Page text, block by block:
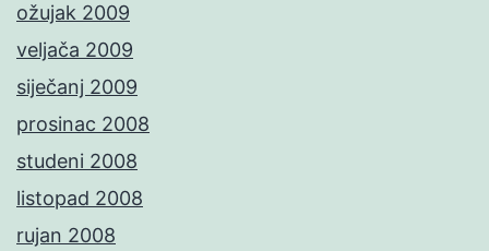
ožujak 2009
veljača 2009
siječanj 2009
prosinac 2008
studeni 2008
listopad 2008
rujan 2008